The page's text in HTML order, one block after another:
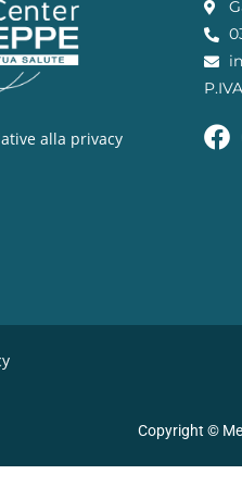
alla privacy
Copyright ©